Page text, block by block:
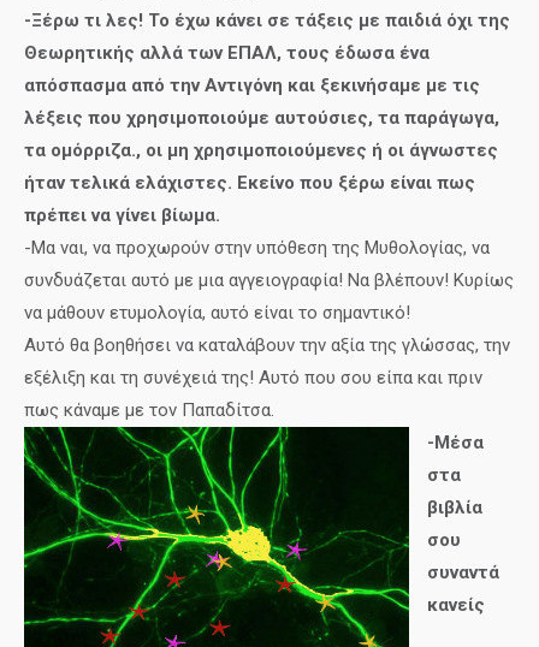
-Ξέρω τι λες! Το έχω κάνει σε τάξεις με παιδιά όχι της
Θεωρητικής αλλά των ΕΠΑΛ, τους έδωσα ένα
απόσπασμα από την Αντιγόνη και ξεκινήσαμε με τις
λέξεις που χρησιμοποιούμε αυτούσιες, τα παράγωγα,
τα ομόρριζα., οι μη χρησιμοποιούμενες ή οι άγνωστες
ήταν τελικά ελάχιστες. Εκείνο που ξέρω είναι πως
πρέπει να γίνει βίωμα.
-Μα ναι, να προχωρούν στην υπόθεση της Μυθολογίας, να
συνδυάζεται αυτό με μια αγγειογραφία! Να βλέπουν! Κυρίως
να μάθουν ετυμολογία, αυτό είναι το σημαντικό!
Αυτό θα βοηθήσει να καταλάβουν την αξία της γλώσσας, την
εξέλιξη και τη συνέχειά της! Αυτό που σου είπα και πριν
πως κάναμε με τον Παπαδίτσα.
-Μέσα
στα
βιβλία
σου
συναντά
κανείς